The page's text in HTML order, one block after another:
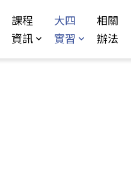
課程
資訊
大四
實習
相關
辦法